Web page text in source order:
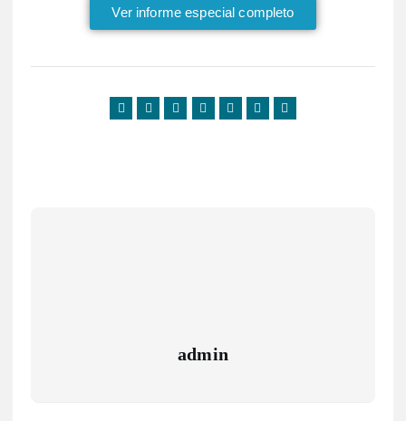
Ver informe especial completo
admin